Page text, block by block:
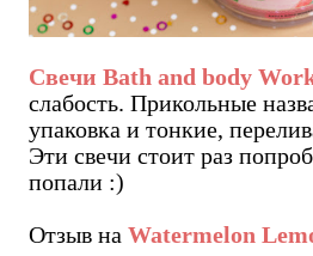
Свечи Bath and body
слабость. Прикольные
упаковка и тонкие,
Эти свечи стоит раз
попали :)
Отзыв на Watermelon